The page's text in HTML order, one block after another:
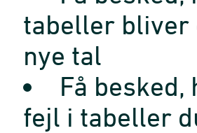
tabeller bliver
nye tal
Få
fejl i tabeller